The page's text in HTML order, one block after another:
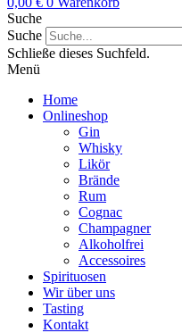
Suche
Suche
Schließe dieses Suchfeld.
Menü
Home
Onlineshop
Gin
Whisky
Likör
Brände
Rum
Cognac
Champagner
Alkoholfrei
Accessoires
Spirituosen
Wir über uns
Tasting
Kontakt